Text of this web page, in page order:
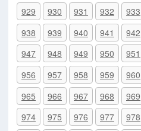
929 930 931 932 933
938
939 940 941 942
947
948 949 950 951
956
957 958 959 960
965
966 967 968 969
974
975 976 977 978